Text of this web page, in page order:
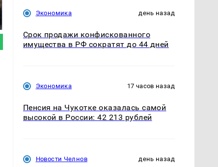
ажиотаж из-за этого
машину напали и
Экономика день назад
Срок продажи конфискованного
имущества в РФ сократят до 44 дней
Экономика 17 часов назад
Пенсия на Чукотке оказалась самой
высокой в России: 42 213 рублей
Новости Челнов день назад